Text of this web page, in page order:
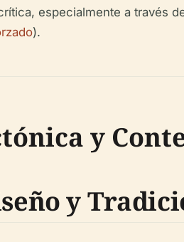
especialmente a través
).
y
y